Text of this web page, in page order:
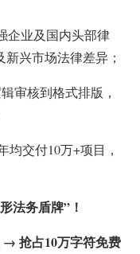
企业及国内头部律
兴市场法律差异；
审核到格式排版，
均交付10万+项目，
法务盾牌”！
→ 抢占10万字符免费